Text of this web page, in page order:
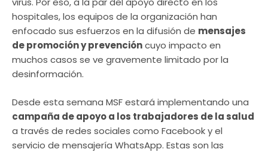
hospitales, los equipos de la organización han
enfocado sus esfuerzos en la difusión de mensajes
de promoción y prevencióncuyo impacto en
muchos casos se ve gravemente limitado por la
desinformación.
Desde esta semana MSF estará implementando una
campaña de apoyo a los trabajadores de la salud
a través de redes sociales como Facebook y el
servicio de mensajería WhatsApp. Estas son las